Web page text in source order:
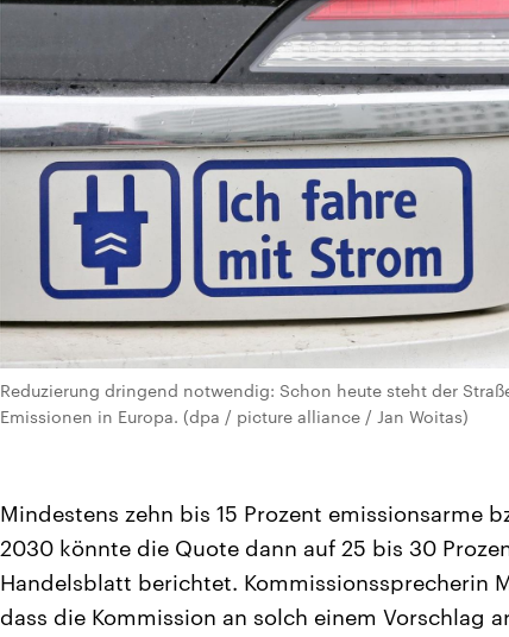
Reduzierung dringend notwendig: Schon heute steht der
Emissionen in Europa. (dpa / picture alliance / Jan Woitas)
Mindestens zehn bis 15 Prozent emissionsarme
2030 könnte die Quote dann auf 25 bis 30
Handelsblatt berichtet. Kommissionssprecherin
dass die Kommission an solch einem Vorschlag